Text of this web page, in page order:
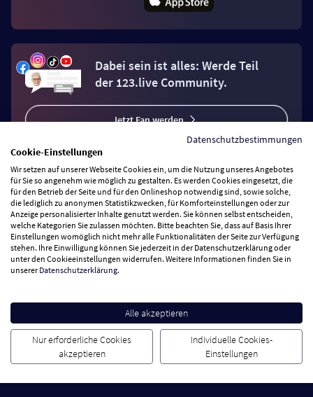
Dabei sein ist alles: Werde Teil
der 123.live Community.
Jetzt Fan werden
Vertrag widerrufen
Zahlungsarten
Besuchen Sie uns
Cookie Einstellungen AGB Datenschutz Impressum
Datenschutzbestimmungen
Cookie-Einstellungen
Wir setzen auf unserer Webseite Cookies ein, um die Nutzung unseres Angebotes
für Sie so angenehm wie möglich zu gestalten. Es werden Cookies eingesetzt, die
für den Betrieb der Seite und für den Onlineshop notwendig sind, sowie solche,
die lediglich zu anonymen Statistikzwecken, für Komforteinstellungen oder zur
Anzeige personalisierter Inhalte genutzt werden. Sie können selbst entscheiden,
welche Kategorien Sie zulassen möchten. Bitte beachten Sie, dass auf Basis Ihrer
Einstellungen womöglich nicht mehr alle Funktionalitäten der Seite zur Verfügung
stehen. Ihre Einwilligung können Sie jederzeit in der Datenschutzerklärung oder
unter den Cookieeinstellungen widerrufen. Weitere Informationen finden Sie in
unsererDatenschutzerklärung.
Alle akzeptieren
Nur erforderliche Cookies
akzeptieren
Individuelle Cookies-
Einstellungen